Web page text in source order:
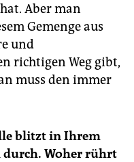
Aber man
Gemenge aus
und
richtigen Weg gibt,
muss den immer
blitzt in Ihrem
durch. Woher rührt